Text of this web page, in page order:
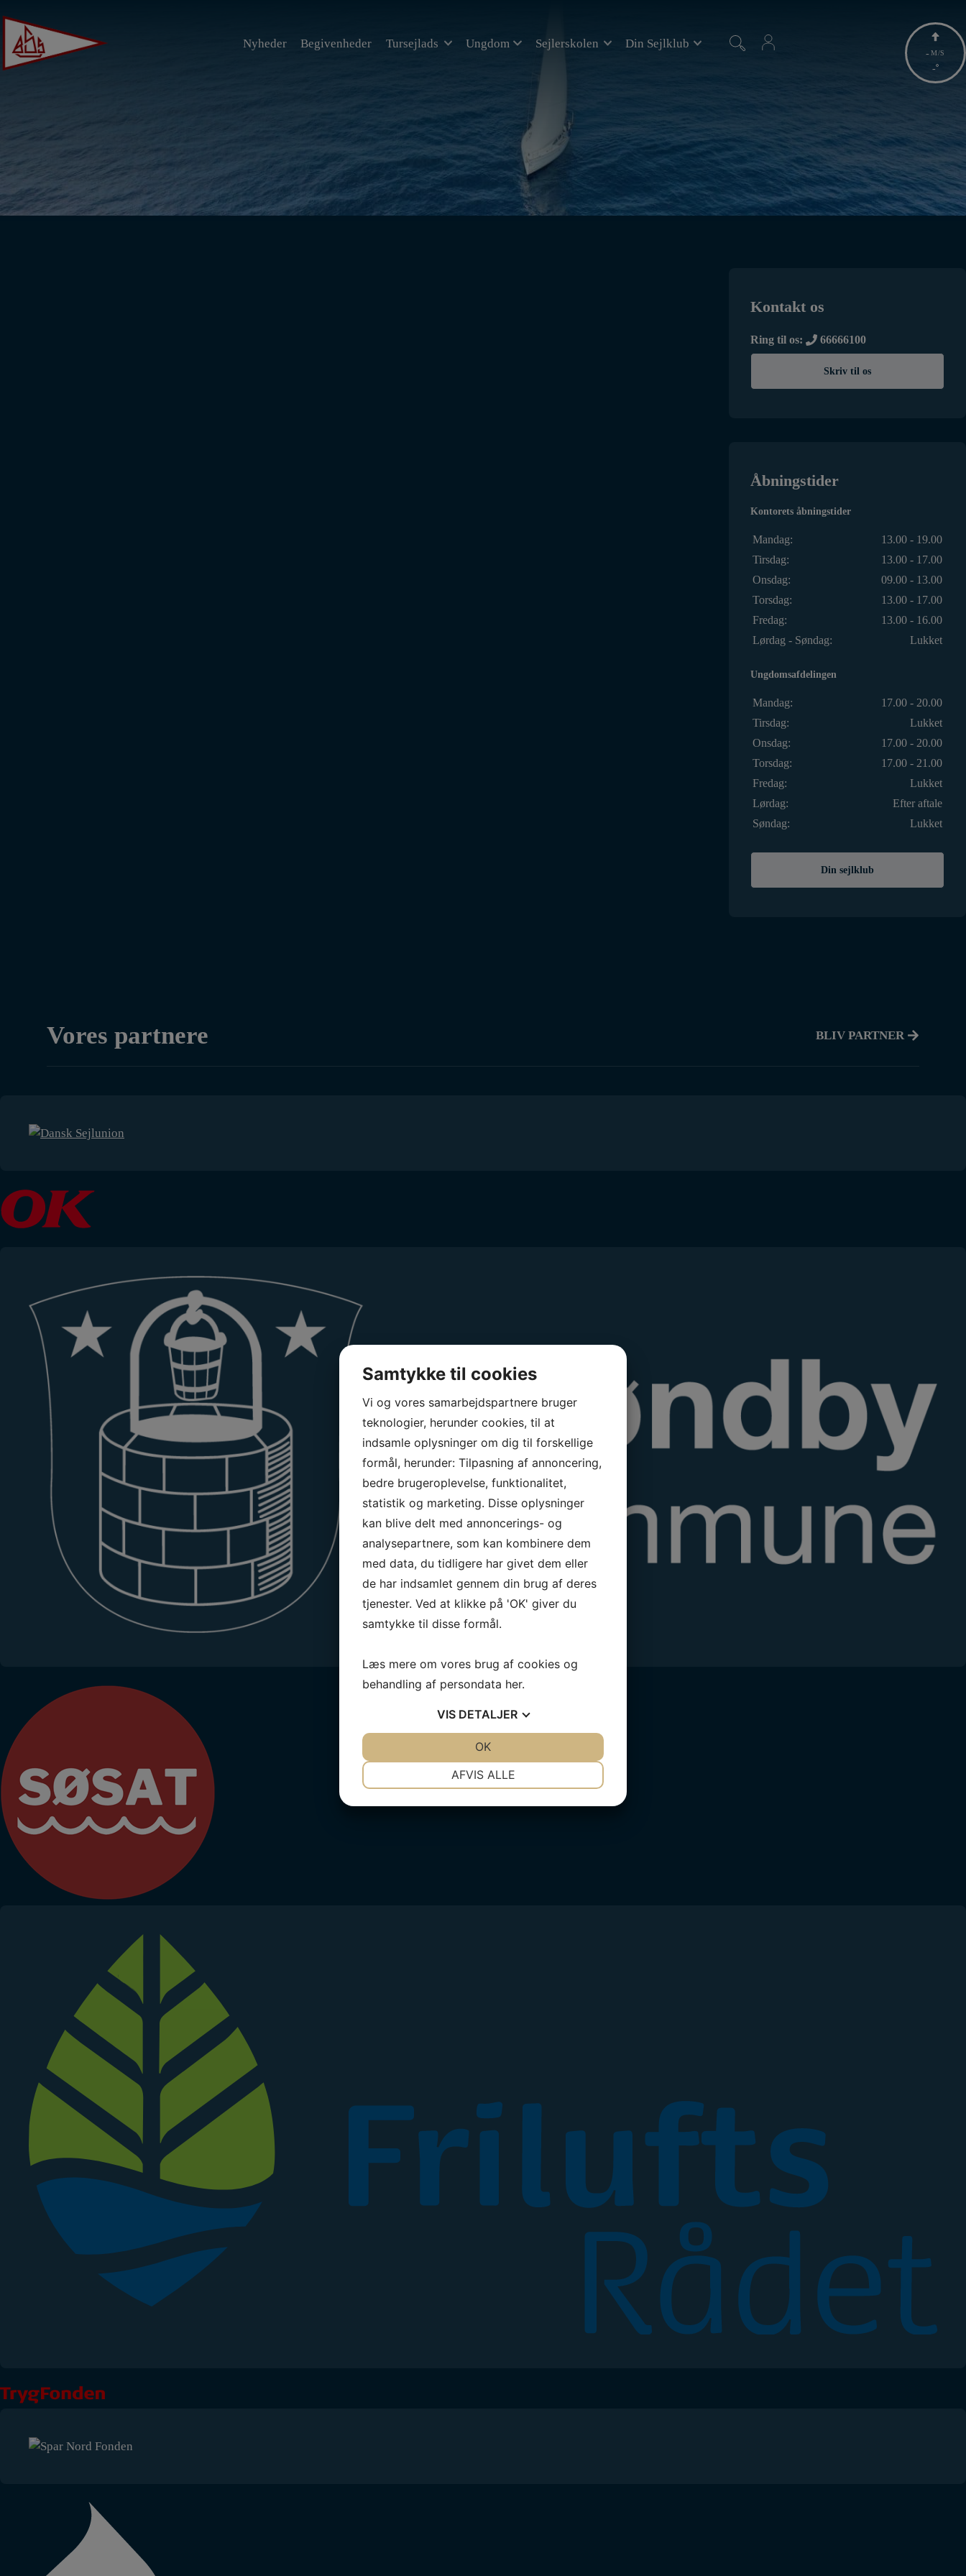
indholdet
Nyheder Begivenheder Tursejlads Ungdom Sejlerskolen Din Sejlklub
- M/S
-
Kontakt os
Ring til os: 66666100
Skriv til os
Åbningstider
Kontorets åbningstider
Mandag:
13.00 - 19.00
Tirsdag:
13.00 - 17.00
Onsdag:
09.00 - 13.00
Torsdag:
13.00 - 17.00
Fredag:
13.00 - 16.00
Lørdag - Søndag:
Lukket
Ungdomsafdelingen
Mandag:
17.00 - 20.00
Tirsdag:
Lukket
Onsdag:
17.00 - 20.00
Torsdag:
17.00 - 21.00
Fredag:
Lukket
Lørdag:
Efter aftale
Søndag:
Lukket
Din sejlklub
Vores partnere BLIV PARTNER
Samtykke til cookies
Vi og vores samarbejdspartnere bruger
teknologier, herunder cookies, til at
indsamle oplysninger om dig til forskellige
formål, herunder: Tilpasning af annoncering,
bedre brugeroplevelse, funktionalitet,
statistik og marketing. Disse oplysninger
kan blive delt med annoncerings- og
analysepartnere, som kan kombinere dem
med data, du tidligere har givet dem eller
de har indsamlet gennem din brug af deres
tjenester. Ved at klikke på 'OK' giver du
samtykke til disse formål.
Læs mere om vores brug af cookies og
behandling af persondata her.
VIS DETALJER
AFVIS ALLE
OK